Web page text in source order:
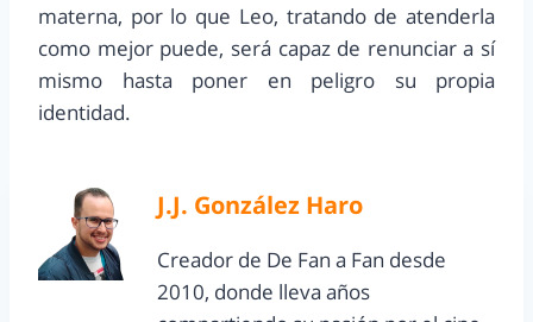
materna, por lo que Leo, tratando de atenderla
como mejor puede, será capaz de renunciar a sí
mismo hasta poner en peligro su propia
identidad.
J.J. González Haro
Creador de De Fan a Fan desde
2010, donde lleva años